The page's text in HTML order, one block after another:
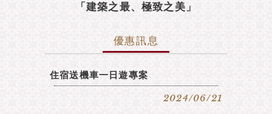
「建築之最、極致之美」
優惠訊息
住宿送機車一日遊專案
2024/06/21